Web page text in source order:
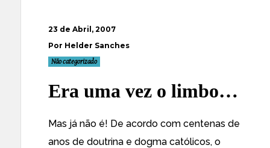
23 de Abril, 2007
Por Helder Sanches
Não categorizado
Era uma vez o limbo…
Mas já não é! De acordo com centenas de
anos de doutrina e dogma católicos, o